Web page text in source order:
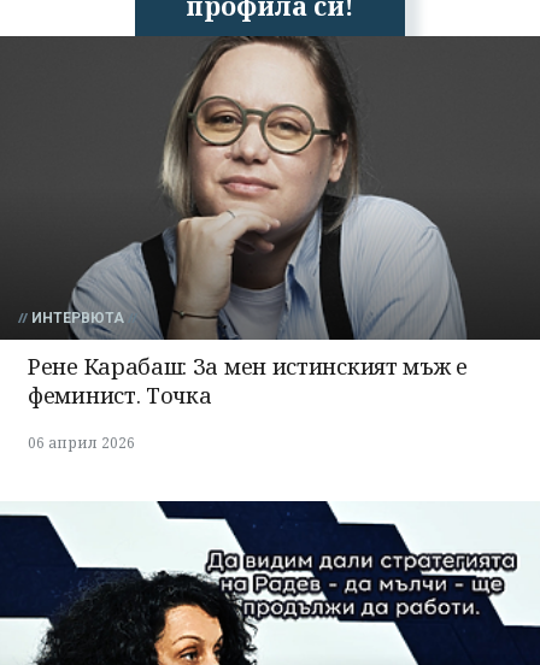
ИНТЕРВЮТА
Рене Карабаш: За мен истинският мъж е
феминист. Точка
06 април 2026